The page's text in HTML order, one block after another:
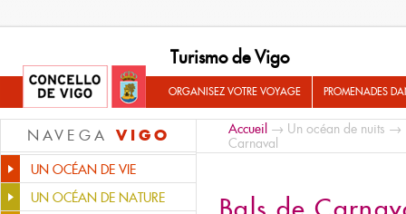
Turismo de Vigo
ORGANISEZ VOTRE VOYAGE PROMENADES
NAVEGA VIGO
UN OCÉAN DE VIE
UN OCÉAN DE NATURE
Accueil → Un océan de nuits →
Carnaval